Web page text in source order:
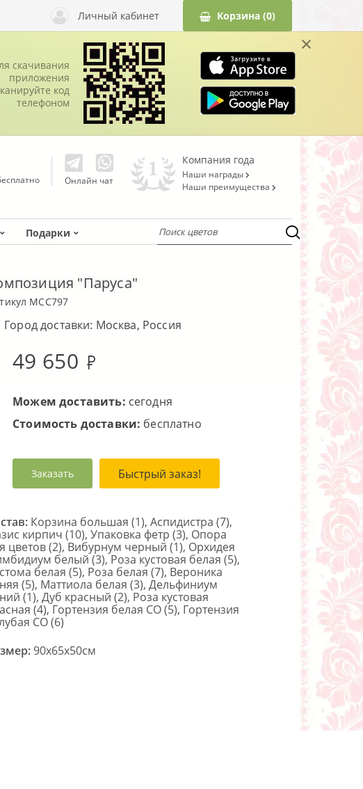
×
скачивания
приложения
код
телефоном
Личный кабинет Корзина(0)
Онлайн чат
Компания года
Наши награды
Наши преимущества
Подарки
"Паруса"
MCC797
Город доставки: Москва, Россия
49 650
Можем доставить: сегодня
Стоимость доставки: бесплатно
Заказать Быстрый заказ!
Корзина большая (1), Аспидистра (7),
кирпич (10), Упаковка фетр (3), Опора
цветов (2), Вибурнум черный (1), Орхидея
белый (3), Роза кустовая белая (5),
белая (5), Роза белая (7), Вероника
(5), Маттиола белая (3), Дельфиниум
(1), Дуб красный (2), Роза кустовая
(4), Гортензия белая CO (5), Гортензия
СО (6)
90x65x50см